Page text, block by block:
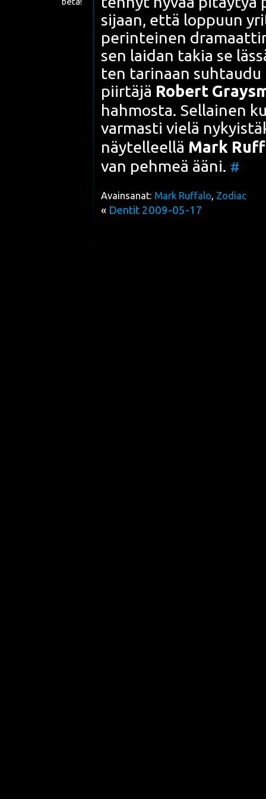
sijaan, että lop­puun
perin­tei­nen
sen lai­dan takia se
ten tari­naan
piir­tä­jä Robert
hah­mos­ta. Sel­lai­nen
var­mas­ti vie­lä
näy­tel­leel­lä Mark
van peh­meä ääni. #
Avainsanat: Mark Ruffalo, Zodiac
« Dentit 2009-05-17